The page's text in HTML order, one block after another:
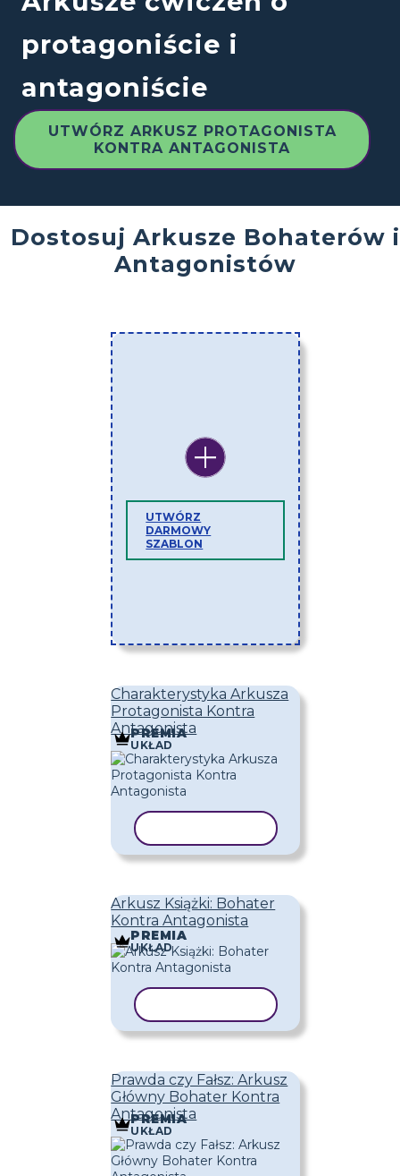
protagoniście i
antagoniście
UTWÓRZ ARKUSZ PROTAGONISTA
KONTRA ANTAGONISTA
Dostosuj Arkusze Bohaterów i
Antagonistów
UTWÓRZ
DARMOWY
SZABLON
Charakterystyka Arkusza
Protagonista Kontra
Antagonista
PREMIA
UKŁAD
Arkusz Książki: Bohater
Kontra Antagonista
PREMIA
UKŁAD
Prawda czy Fałsz: Arkusz
Główny Bohater Kontra
Antagonista
PREMIA
UKŁAD